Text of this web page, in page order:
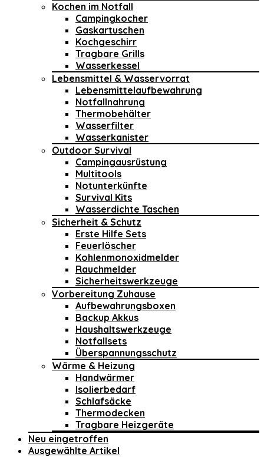
Kochen im Notfall
Campingkocher
Gaskartuschen
Kochgeschirr
Tragbare Grills
Wasserkessel
Lebensmittel & Wasservorrat
Lebensmittelaufbewahrung
Notfallnahrung
Thermobehälter
Wasserfilter
Wasserkanister
Outdoor Survival
Campingausrüstung
Multitools
Notunterkünfte
Survival Kits
Wasserdichte Taschen
Sicherheit & Schutz
Erste Hilfe Sets
Feuerlöscher
Kohlenmonoxidmelder
Rauchmelder
Sicherheitswerkzeuge
Vorbereitung Zuhause
Aufbewahrungsboxen
Backup Akkus
Haushaltswerkzeuge
Notfallsets
Überspannungsschutz
Wärme & Heizung
Handwärmer
Isolierbedarf
Schlafsäcke
Thermodecken
Tragbare Heizgeräte
Neu eingetroffen
Ausgewählte Artikel